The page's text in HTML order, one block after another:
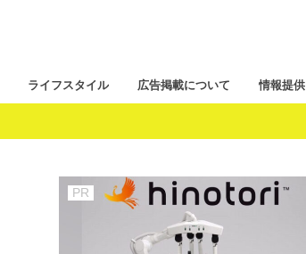
ライフスタイル 広告掲載について 情報提供